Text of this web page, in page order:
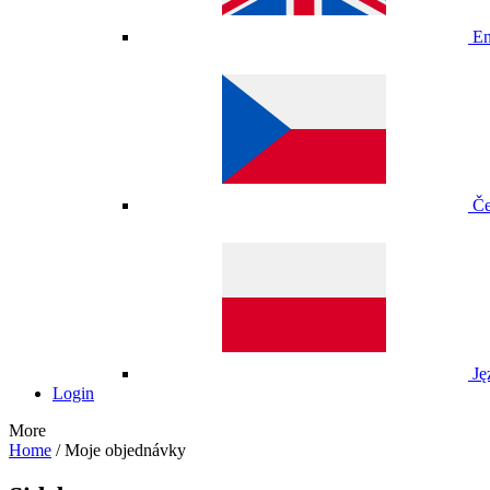
Login
More
Home / Moje objednávky